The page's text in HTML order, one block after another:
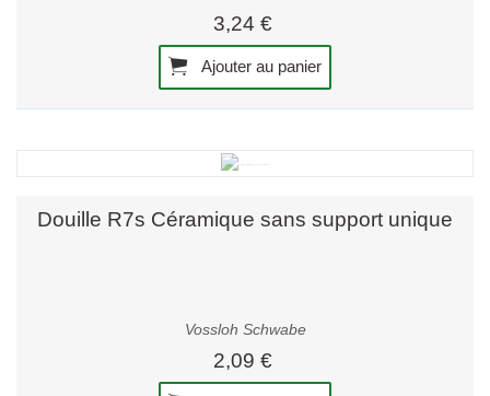
3,24 €
Ajouter au panier
Douille R7s Céramique sans support unique
Vossloh Schwabe
2,09 €